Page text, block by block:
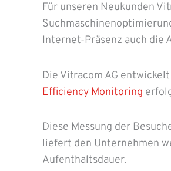
Für unseren Neukunden
Internet-Präsenz auch die
Die Vitracom AG
Efficiency Monitoring
Diese Messung der
liefert den Unternehmen
Aufenthaltsdauer.